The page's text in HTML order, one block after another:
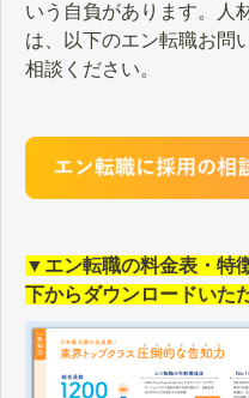
いう自負があります。人
は、以下のエン転職お問
相談ください。
▼エン転職の料金表・特
下からダウンロードいた